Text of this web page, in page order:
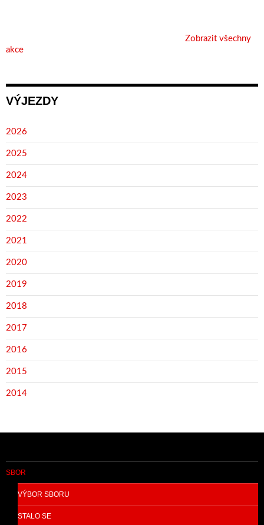
Zobrazit všechny
akce
VÝJEZDY
2026
2025
2024
2023
2022
2021
2020
2019
2018
2017
2016
2015
2014
SBOR
VÝBOR SBORU
STALO SE